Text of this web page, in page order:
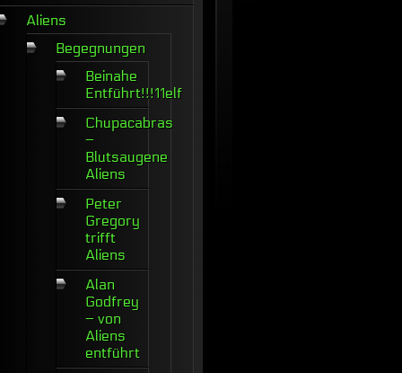
Aliens
Begegnungen
Beinahe
Entführt!!!11elf
Chupacabras
–
Blutsaugene
Aliens
Peter
Gregory
trifft
Aliens
Alan
Godfrey
– von
Aliens
entführt